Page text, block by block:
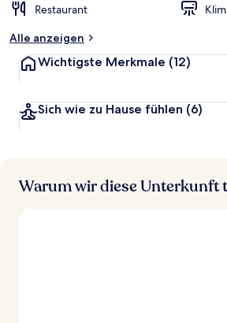
Restaurant
Alle anzeigen
Wichtigste Merkmale (12)
Sich wie zu Hause fühlen (6)
Warum wir diese Unterkunft